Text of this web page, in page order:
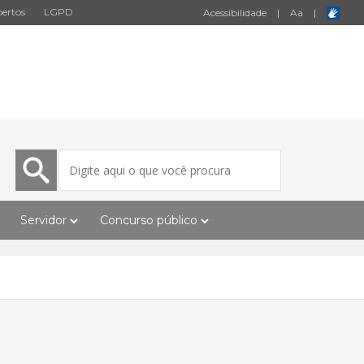
LGPD Acessibilidade | Aa |
Servidor Concurso público